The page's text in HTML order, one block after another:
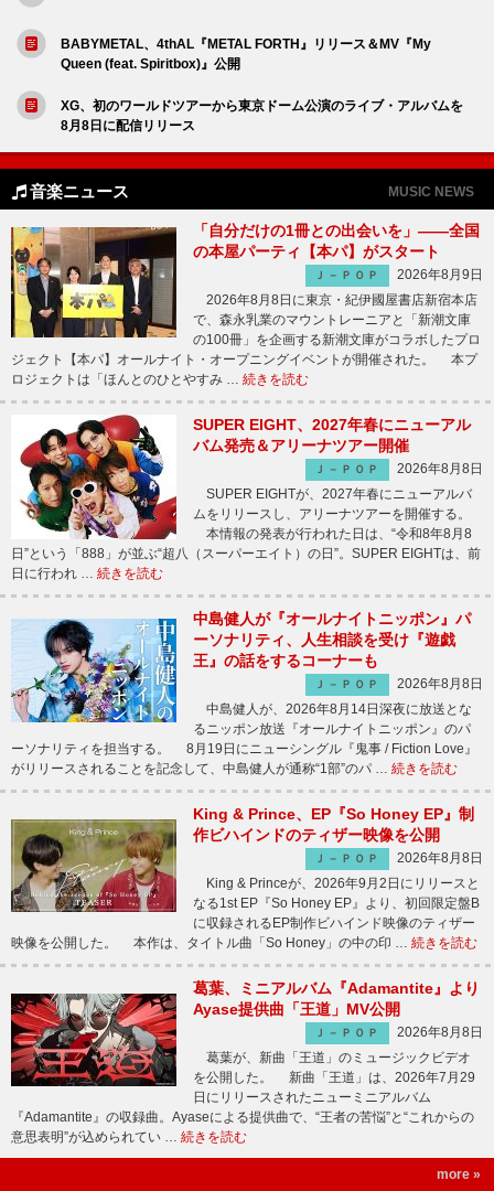
BABYMETAL、4thAL『METAL FORTH』リリース＆MV『My
Queen (feat. Spiritbox)』公開
XG、初のワールドツアーから東京ドーム公演のライブ・アルバムを
8月8日に配信リリース
音楽ニュース MUSIC NEWS
「自分だけの1冊との出会いを」――全国
の本屋パーティ【本パ】がスタート
Ｊ－ＰＯＰ
2026年8月9日
2026年8月8日に東京・紀伊國屋書店新宿本店
で、森永乳業のマウントレーニアと「新潮文庫
の100冊」を企画する新潮文庫がコラボしたプロ
ジェクト【本パ】オールナイト・オープニングイベントが開催された。 本プ
ロジェクトは「ほんとのひとやすみ … 続きを読む
SUPER EIGHT、2027年春にニューアル
バム発売＆アリーナツアー開催
Ｊ－ＰＯＰ
2026年8月8日
SUPER EIGHTが、2027年春にニューアルバ
ムをリリースし、アリーナツアーを開催する。
本情報の発表が行われた日は、“令和8年8月8
日”という「888」が並ぶ“超八（スーパーエイト）の日”。SUPER EIGHTは、前
日に行われ … 続きを読む
中島健人が『オールナイトニッポン』パ
ーソナリティ、人生相談を受け『遊戯
王』の話をするコーナーも
Ｊ－ＰＯＰ
2026年8月8日
中島健人が、2026年8月14日深夜に放送とな
るニッポン放送『オールナイトニッポン』のパ
ーソナリティを担当する。 8月19日にニューシングル『鬼事 / Fiction Love』
がリリースされることを記念して、中島健人が通称“1部”のパ … 続きを読む
King & Prince、EP『So Honey EP』制
作ビハインドのティザー映像を公開
Ｊ－ＰＯＰ
2026年8月8日
King & Princeが、2026年9月2日にリリースと
なる1st EP『So Honey EP』より、初回限定盤B
に収録されるEP制作ビハインド映像のティザー
映像を公開した。 本作は、タイトル曲「So Honey」の中の印 … 続きを読む
葛葉、ミニアルバム『Adamantite』より
Ayase提供曲「王道」MV公開
Ｊ－ＰＯＰ
2026年8月8日
葛葉が、新曲「王道」のミュージックビデオ
を公開した。 新曲「王道」は、2026年7月29
日にリリースされたニューミニアルバム
『Adamantite』の収録曲。Ayaseによる提供曲で、“王者の苦悩”と“これからの
意思表明”が込められてい … 続きを読む
more »